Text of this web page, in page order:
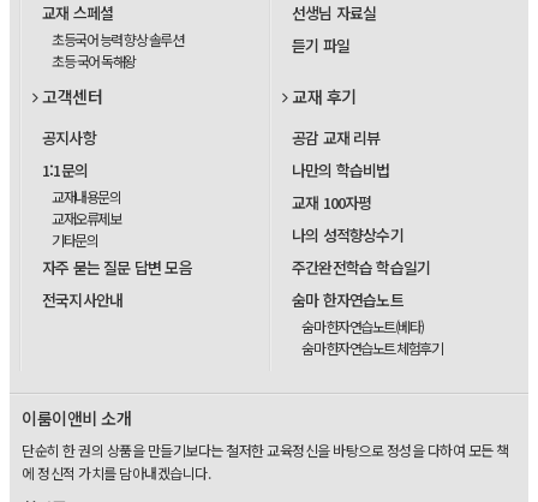
교재 스페셜
초등국어 능력 향상 솔루션
초등 국어 독해왕
선생님 자료실
듣기 파일
고객센터
공지사항
1:1문의
교재내용문의
교재오류제보
기타문의
자주 묻는 질문 답변 모음
전국지사안내
교재 후기
공감 교재 리뷰
나만의 학습비법
교재 100자평
나의 성적향상수기
주간완전학습 학습일기
숨마 한자연습노트
숨마 한자연습노트(베타)
숨마 한자연습노트 체험후기
이룸이앤비 소개
단순히 한 권의 상품을 만들기보다는 철저한 교육정신을 바탕으로 정성을 다하여 모든 책
에 정신적 가치를 담아내겠습니다.